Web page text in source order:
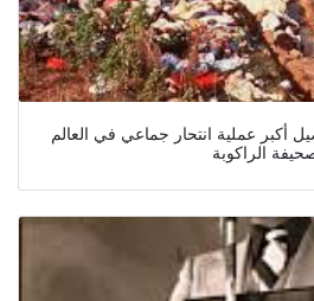
أكبر عملية انتحار جماعي في العالم
الراكوبة